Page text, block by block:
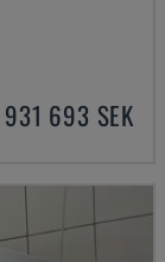
931 693 SEK